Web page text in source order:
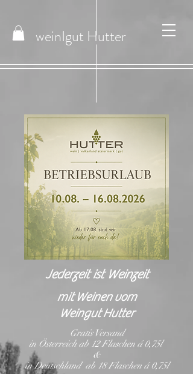
weinIgut Hutter
Jederzeit ist Weinzeit
mit Weinen vom
Weingut Hutter
Gratis Versand
in Österreich ab 12 Flaschen á 0,75l
&
in Deutschland ab 18 Flaschen á 0,75l